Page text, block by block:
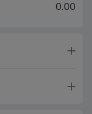
0.00